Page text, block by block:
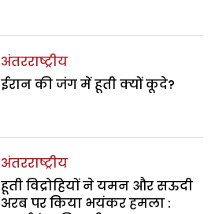
अंतरराष्ट्रीय
ईरान की जंग में हूती क्यों कूदे?
अंतरराष्ट्रीय
हूती विद्रोहियों ने यमन और सऊदी
अरब पर किया भयंकर हमला :